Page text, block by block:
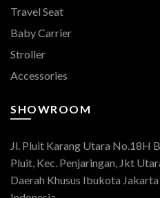
Travel Seat
Baby Carrier
Stroller
Accessories
SHOWROOM
Jl. Pluit Karang Utara No.18H
Pluit, Kec. Penjaringan, Jkt
Daerah Khusus Ibukota